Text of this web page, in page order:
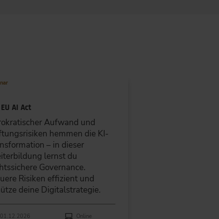
27 28
3 4 5 6
SPEICHERN
AI Act
Aufwand und
hemmen die KI-
– in dieser
lernst du
Governance.
Risiken effizient und
deine Digitalstrategie.
Veranstaltungsort
01.12.2026
Online